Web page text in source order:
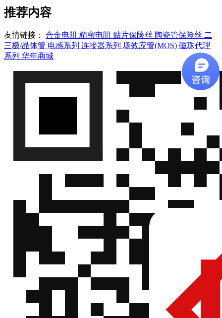
推荐内容
友情链接： 合金电阻 精密电阻 贴片保险丝 陶瓷管保险丝 二
三极/晶体管 电感系列 连接器系列 场效应管(MOS) 磁珠代理
系列 华年商城